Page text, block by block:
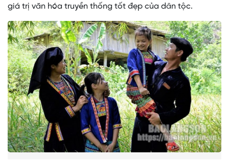
giá trị văn hóa truyền thống tốt đẹp của dân tộc.